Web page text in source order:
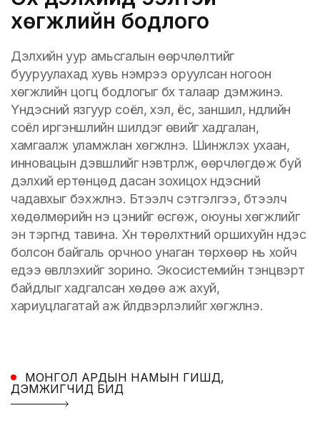
хөгжлийн бодлого
Дэлхийн уур амьсгалын өөрчлөлтийг
бууруулахад хувь нэмрээ оруулсан ногоон
хөгжлийн цогц бодлогыг бүх талаар дэмжинэ.
Үндэсний язгуур соёл, хэл, ёс, заншил, нүүдлийн
соёл иргэншлийн шилдэг өвийг хадгалан,
хамгаалж уламжлан хөгжүүлнэ. Шинжлэх ухаан,
инновацын дэвшлийг нэвтрүүлж, өөрчлөгдөж буй
дэлхий ертөнцөд дасан зохицох үндэсний
чадавхыг бэхжүүлнэ. Бүтээлч сэтгэлгээ, бүтээлч
хөдөлмөрийн үнэ цэнийг өсгөж, оюуны хөгжлийг
эн тэргүүнд тавина. Хүн төрөлхтний оршихуйн үндэс
болсон байгаль орчноо унаган төрхөөр нь хойч
үедээ өвлүүлэхийг зорино. Экосистемийн тэнцвэрт
байдлыг хадгалсан хөдөө аж ахуй,
хариуцлагатай аж үйлдвэрлэлийг хөгжүүлнэ.
МОНГОЛ АРДЫН НАМЫН ГИШҮҮД,
ДЭМЖИГЧИД БИД